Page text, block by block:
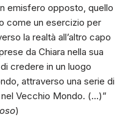
emisfero opposto, quello
come un esercizio per
la realtà all’altro capo
da Chiara nella sua
credere in un luogo
attraverso una serie di
Vecchio Mondo. (…)”
)